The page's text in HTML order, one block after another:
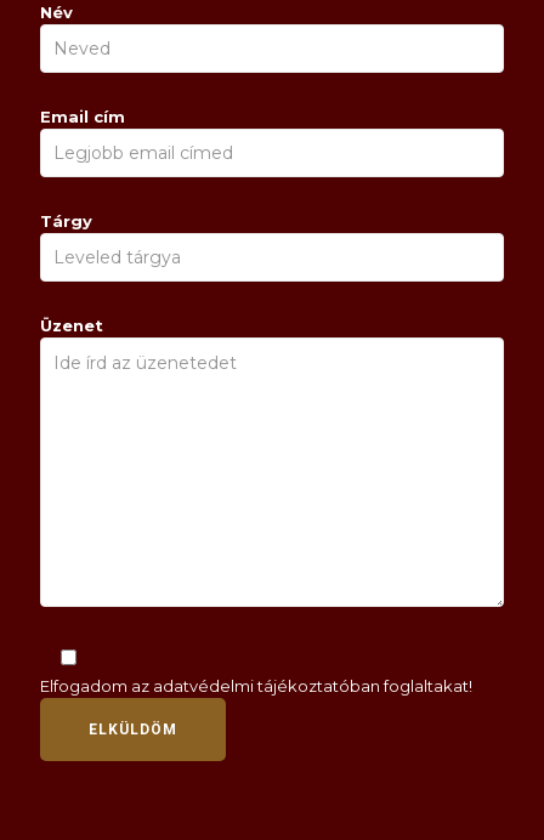
Név
Email cím
Tárgy
Üzenet
Elfogadom az adatvédelmi tájékoztatóbanfoglaltakat!